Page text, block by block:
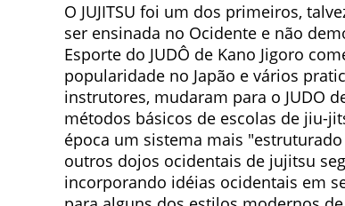
O JUJITSU foi um dos primeiros,
ser ensinada no Ocidente e não
Esporte do JUDÔ de Kano Jigoro
popularidade no Japão e vários
instrutores, mudaram para o JUDO
métodos básicos de escolas de jiu-
época um sistema mais
outros dojos ocidentais de jujitsu
incorporando idéias ocidentais em